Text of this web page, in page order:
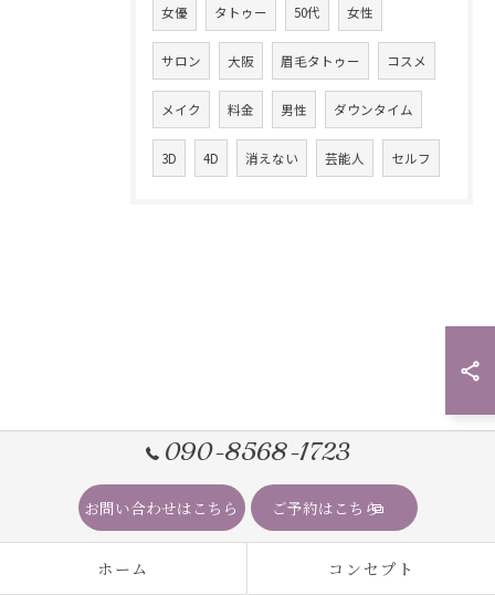
女優 タトゥー 50代 女性
サロン 大阪 眉毛タトゥー コスメ
メイク 料金 男性 ダウンタイム
3D 4D 消えない 芸能人 セルフ
090-8568-1723
お問い合わせはこちら ご予約はこちら
ホーム コンセプト